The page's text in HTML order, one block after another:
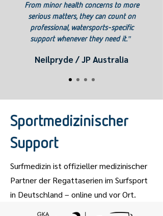
From minor health concerns to more
serious matters, they can count on
professional, watersports-specific
support whenever they need it."
Neilpryde / JP Australia
Sportmedizinischer
Support
Surfmedizin ist offizieller medizinischer
Partner der Regattaserien im Surfsport
in Deutschland – online und vor Ort.